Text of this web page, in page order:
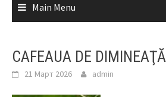
Main Menu
CAFEAUA DE DIMINEAŢĂ
21 Март 2026 admin